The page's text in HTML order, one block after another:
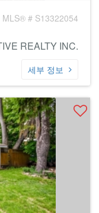
MLS® # S13322054
REALTY INC.
세부 정보